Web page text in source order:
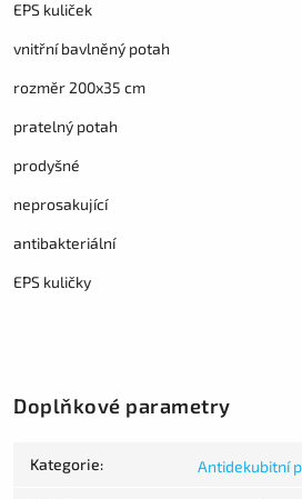
EPS kuliček
vnitřní bavlněný potah
rozměr 200x35 cm
pratelný potah
prodyšné
neprosakující
antibakteriální
EPS kuličky
Doplňkové parametry
Kategorie: Antidekubitní